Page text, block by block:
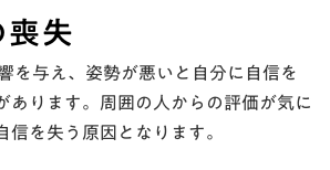
失
を与え、姿勢が悪いと自分に自信を
あります。周囲の人からの評価が気に
を失う原因となります。